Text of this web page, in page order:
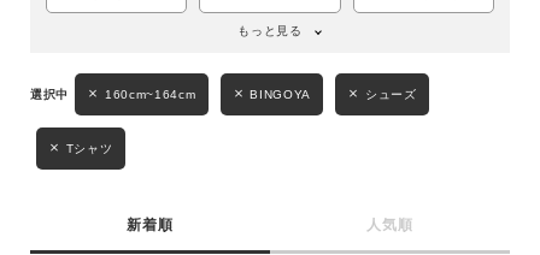
もっと見る
160cm~164cm BINGOYA シューズ
Tシャツ
新着順 人気順